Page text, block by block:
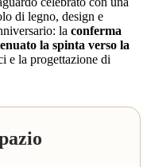
di legno, design e
la conferma
la spinta verso la
e la progettazione di